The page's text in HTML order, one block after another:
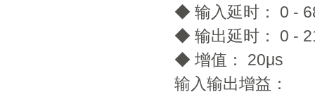
◆ 输入延时： 0 -
◆ 输出延时： 0 -
◆ 增值： 20μs
输入输出增益：